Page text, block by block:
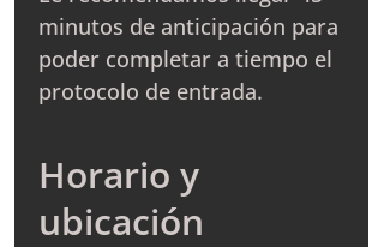
minutos de anticipación para
poder completar a tiempo el
protocolo de entrada.
Horario y
ubicación